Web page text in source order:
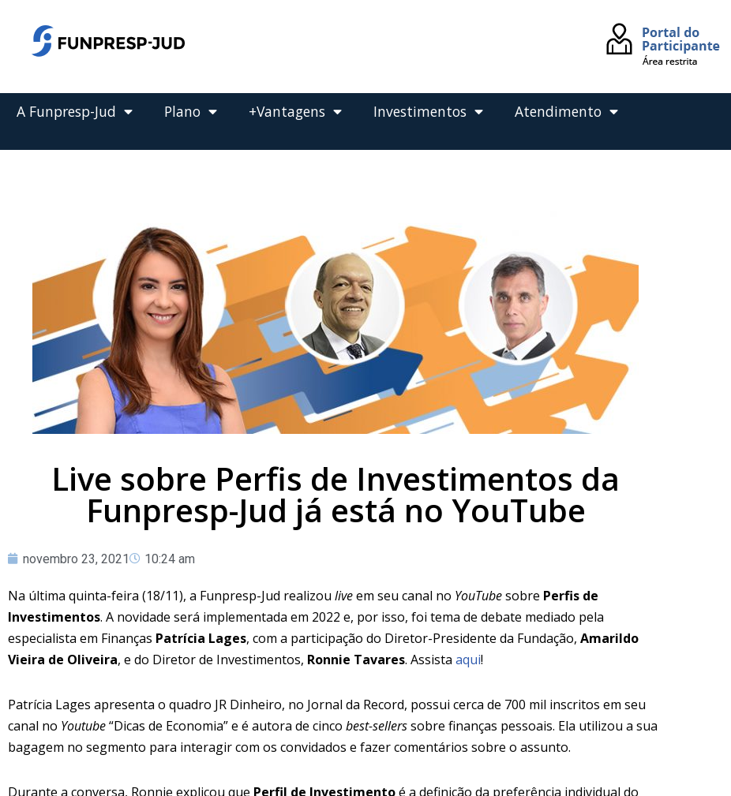
Pular
conteúdo
A Funpresp-Jud Plano +Vantagens Investimentos Atendimento
Live sobre Perfis de Investimentos da
Funpresp-Jud já está no YouTube
novembro 23, 2021 10:24 am
Na última quinta-feira (18/11), a Funpresp-Jud realizou liveem seu canal no YouTubesobre Perfis de
Investimentos. A novidade será implementada em 2022 e, por isso, foi tema de debate mediado pela
especialista em Finanças Patrícia Lages, com a participação do Diretor-Presidente da Fundação, Amarildo
Vieira de Oliveira, e do Diretor de Investimentos, Ronnie Tavares. Assista aqui!
Patrícia Lages apresenta o quadro JR Dinheiro, no Jornal da Record, possui cerca de 700 mil inscritos em seu
canal no Youtube“Dicas de Economia” e é autora de cinco best-sellerssobre finanças pessoais. Ela utilizou a sua
bagagem no segmento para interagir com os convidados e fazer comentários sobre o assunto.
Durante a conversa, Ronnie explicou que Perfil de Investimentoé a definição da preferência individual do